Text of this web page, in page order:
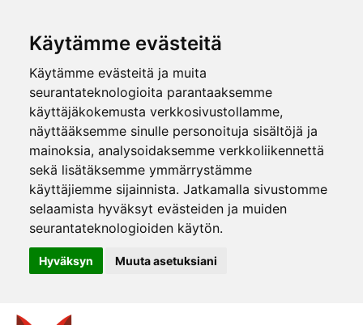
Käytämme evästeitä
Käytämme evästeitä ja muita
seurantateknologioita parantaaksemme
käyttäjäkokemusta verkkosivustollamme,
näyttääksemme sinulle personoituja sisältöjä ja
mainoksia, analysoidaksemme verkkoliikennettä
sekä lisätäksemme ymmärrystämme
käyttäjiemme sijainnista. Jatkamalla sivustomme
selaamista hyväksyt evästeiden ja muiden
seurantateknologioiden käytön.
Hyväksyn Muuta asetuksiani